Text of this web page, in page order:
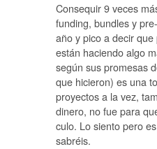
Consequir 9 veces
funding, bundles y
año y pico a decir
están haciendo algo
según sus promesas
que hicieron) es una
proyectos a la vez,
dinero, no fue para
culo. Lo siento pero
sabréis.